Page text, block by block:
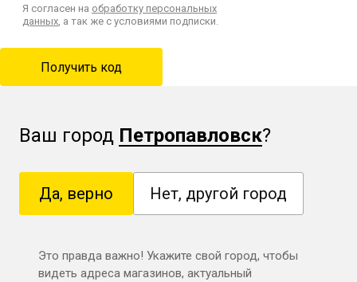
Я согласен на обработку персональных
данных, а так же с условиями подписки.
Ваш город Петропавловск?
Да, верно Нет, другой город
Это правда важно! Укажите свой город, чтобы
видеть адреса магазинов, актуальный